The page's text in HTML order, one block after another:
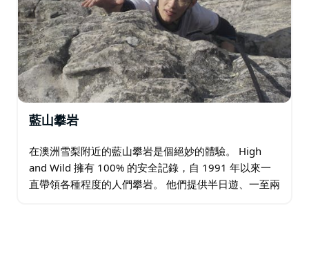
藍山攀岩
在澳洲雪梨附近的藍山攀岩是個絕妙的體驗。 High
and Wild 擁有 100% 的安全記錄，自 1991 年以來一
直帶領各種程度的人們攀岩。 他們提供半日遊、一至兩